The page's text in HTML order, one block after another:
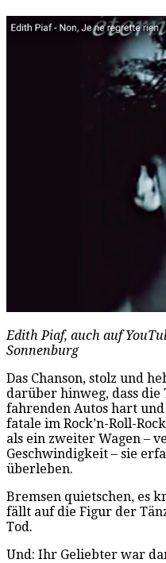
Edith Piaf, auch auf
Sonnenburg
Das Chanson, stolz und
darüber hinweg, dass
fahrenden Autos hart
fatale im Rock’n-Roll-
als ein zweiter Wagen –
Geschwindigkeit – sie
überleben.
Bremsen quietschen, es
fällt auf die Figur der
Tod.
Und: Ihr Geliebter war